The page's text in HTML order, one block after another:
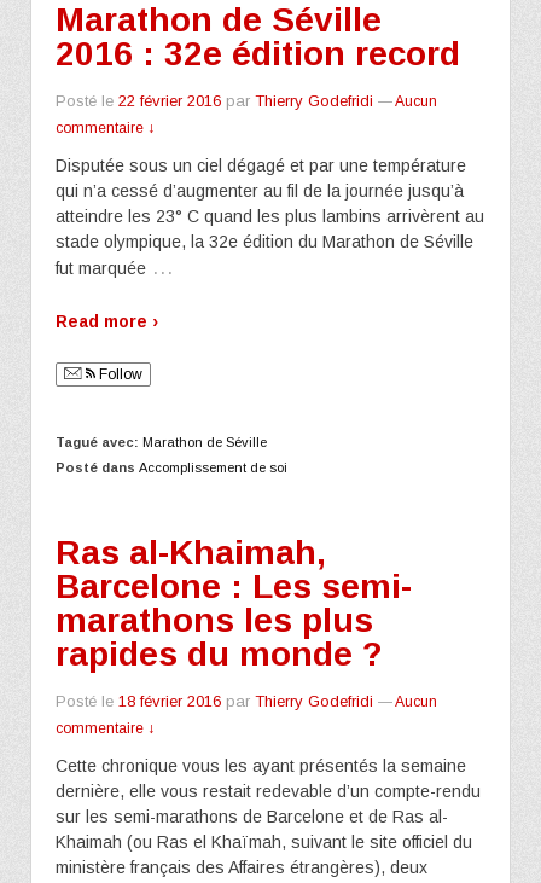
Marathon de Séville
2016 : 32e édition record
Posté le 22 février 2016 par Thierry Godefridi —Aucun
commentaire ↓
Disputée sous un ciel dégagé et par une température
qui n’a cessé d’augmenter au fil de la journée jusqu’à
atteindre les 23° C quand les plus lambins arrivèrent au
stade olympique, la 32e édition du Marathon de Séville
fut marquée …
Read more ›
Follow
Tagué avec: Marathon de Séville
Posté dans Accomplissement de soi
Ras al-Khaimah,
Barcelone : Les semi-
marathons les plus
rapides du monde ?
Posté le 18 février 2016 par Thierry Godefridi —Aucun
commentaire ↓
Cette chronique vous les ayant présentés la semaine
dernière, elle vous restait redevable d’un compte-rendu
sur les semi-marathons de Barcelone et de Ras al-
Khaimah (ou Ras el Khaïmah, suivant le site officiel du
ministère français des Affaires étrangères), deux